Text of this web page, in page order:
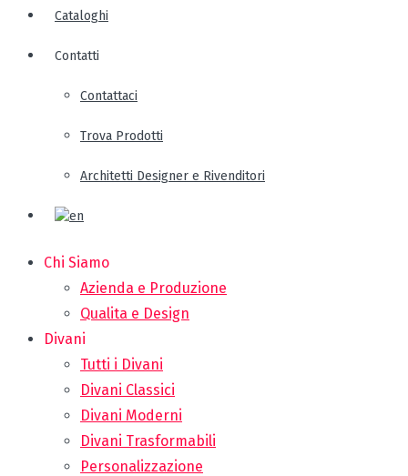
Cataloghi
Contatti
Contattaci
Trova Prodotti
Architetti Designer e Rivenditori
Chi Siamo
Azienda e Produzione
Qualita e Design
Divani
Tutti i Divani
Divani Classici
Divani Moderni
Divani Trasformabili
Personalizzazione